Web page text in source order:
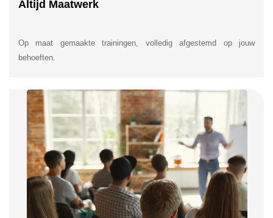
Altijd Maatwerk
Op maat gemaakte trainingen, volledig afgestemd op jouw
behoeften.